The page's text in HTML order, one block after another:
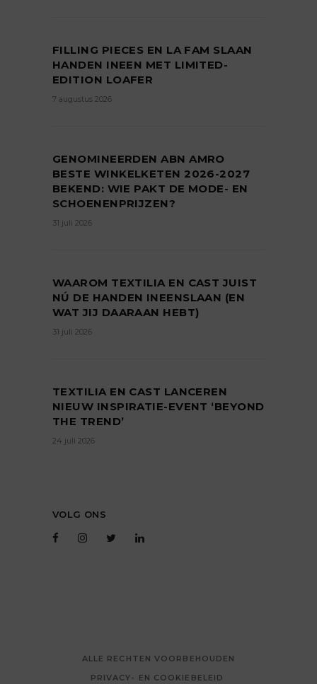
FILLING PIECES EN LA FAM SLAAN
HANDEN INEEN MET LIMITED-
EDITION LOAFER
7 augustus 2026
GENOMINEERDEN ABN AMRO
BESTE WINKELKETEN 2026-2027
BEKEND: WIE PAKT DE MODE- EN
SCHOENENPRIJZEN?
31 juli 2026
WAAROM TEXTILIA EN CAST JUIST
NÚ DE HANDEN INEENSLAAN (EN
WAT JIJ DAARAAN HEBT)
31 juli 2026
TEXTILIA EN CAST LANCEREN
NIEUW INSPIRATIE-EVENT ‘BEYOND
THE TREND’
24 juli 2026
VOLG ONS
ALLE RECHTEN VOORBEHOUDEN
PRIVACY- EN COOKIEBELEID